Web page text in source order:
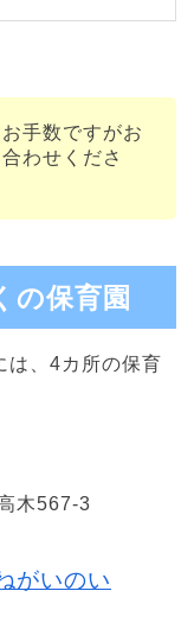
手数ですがお
わせくださ
の保育園
は、4カ所の保育
木567-3
がいのい